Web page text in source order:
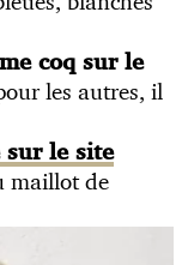
coq sur le
les autres, il
sur le site
maillot de